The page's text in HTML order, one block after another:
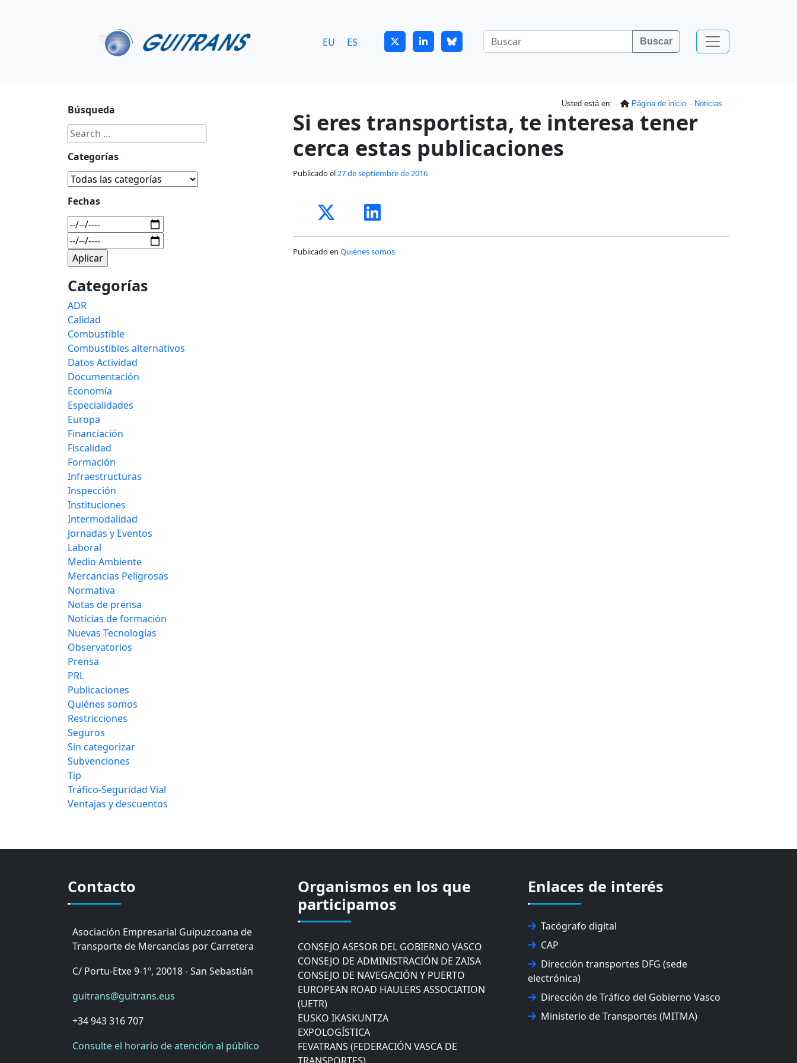
EU ES Buscar
Usted está en: Página de inicio Noticias
Si eres transportista, te interesa tener
cerca estas publicaciones
Publicado el27 de septiembre de 2016
Publicado en Quiénes somos
Búsqueda
Categorías
Fechas
Categorías
ADR
Calidad
Combustible
Combustibles alternativos
Datos Actividad
Documentación
Economía
Especialidades
Europa
Financiación
Fiscalidad
Formación
Infraestructuras
Inspección
Instituciones
Intermodalidad
Jornadas y Eventos
Laboral
Medio Ambiente
Mercancias Peligrosas
Normativa
Notas de prensa
Noticias de formación
Nuevas Tecnologías
Observatorios
Prensa
PRL
Publicaciones
Quiénes somos
Restricciones
Seguros
Sin categorizar
Subvenciones
Tip
Tráfico-Seguridad Vial
Ventajas y descuentos
Contacto
Asociación Empresarial Guipuzcoana de
Transporte de Mercancías por Carretera
C/ Portu-Etxe 9-1º, 20018 - San Sebastián
guitrans@guitrans.eus
+34 943 316 707
Consulte el horario de atención al público
Organismos en los que
participamos
CÁMARA DE COMERCIO DE GIPUZKOA
COMISIÓN ASESORA DE MOVILIDAD DEL
AYUNTAMIENTO DE DONOSTIA
CONSEJO ASESOR DEL GOBIERNO VASCO
CONSEJO DE ADMINISTRACIÓN DE ZAISA
CONSEJO DE NAVEGACIÓN Y PUERTO
EUROPEAN ROAD HAULERS ASSOCIATION
(UETR)
EUSKO IKASKUNTZA
EXPOLOGÍSTICA
FEVATRANS (FEDERACIÓN VASCA DE
TRANSPORTES)
Enlaces de interés
Tacógrafo digital
CAP
Dirección transportes DFG (sede
electrónica)
Dirección de Tráfico del Gobierno Vasco
Ministerio de Transportes (MITMA)